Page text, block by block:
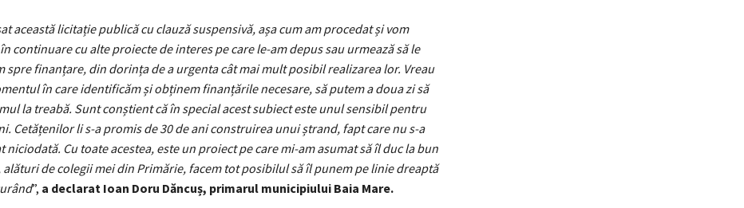
această licitație publică cu clauză suspensivă, așa cum am procedat și vom
continuare cu alte proiecte de interes pe care le-am depus sau urmează să le
spre finanțare, din dorința de a urgenta cât mai mult posibil realizarea lor. Vreau
în care identificăm și obținem finanțările necesare, să putem a doua zi să
la treabă. Sunt conștient că în special acest subiect este unul sensibil pentru
Cetățenilor li s-a promis de 30 de ani construirea unui ștrand, fapt care nu s-a
niciodată. Cu toate acestea, este un proiect pe care mi-am asumat să îl duc la bun
alături de colegii mei din Primărie, facem tot posibilul să îl punem pe linie dreaptă
”, a declarat Ioan Doru Dăncuș, primarul municipiului Baia Mare.